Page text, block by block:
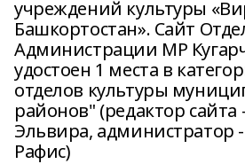
учреждений культуры
Башкортостан». Сайт
Администрации МР
удостоен 1 места в
отделов культуры
районов" (редактор
Эльвира, администратор
Рафис)